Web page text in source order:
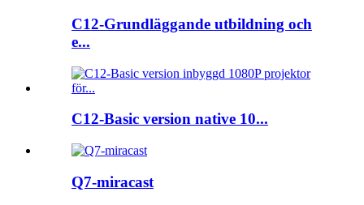
C12-Grundläggande utbildning och
e...
C12-Basic version native 10...
Q7-miracast